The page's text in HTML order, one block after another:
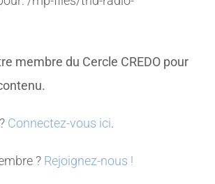
membre du Cercle CREDO pour
Connectez-vous ici.
? Rejoignez-nous !